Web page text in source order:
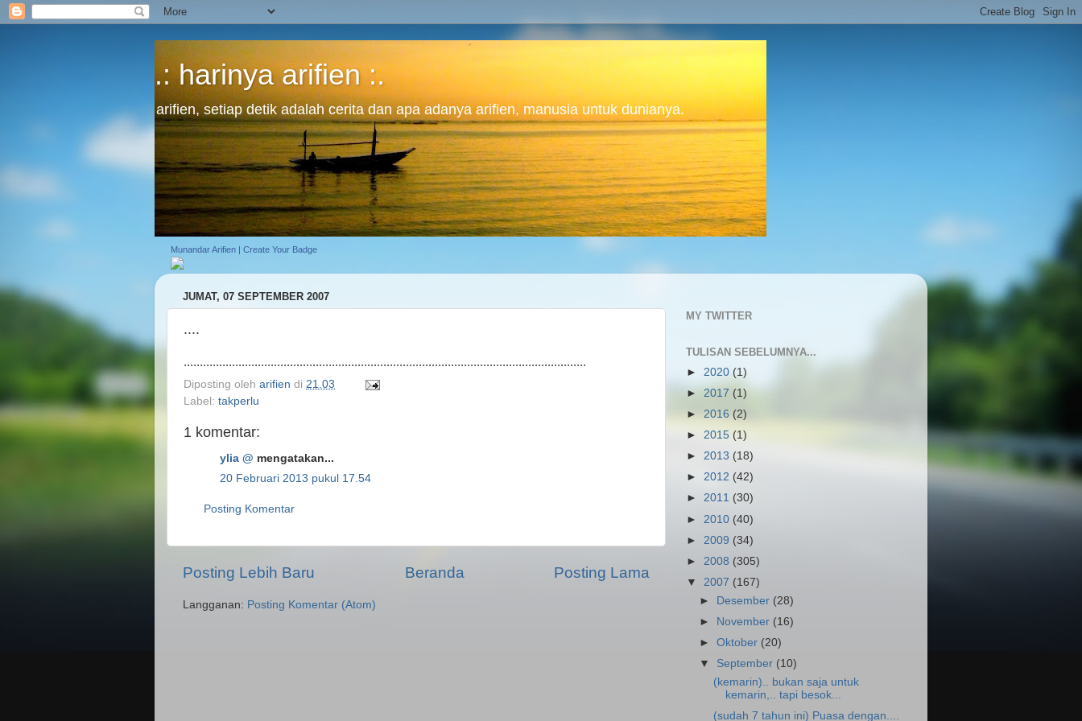
.: harinya arifien :.
arifien, setiap detik adalah cerita dan apa adanya arifien, manusia untuk dunianya.
Munandar Arifien | Create Your Badge
JUMAT, 07 SEPTEMBER 2007
....
.............................................................................................................................
Diposting oleh arifien di 21.03
Label: takperlu
1 komentar:
ylia @ mengatakan...
20 Februari 2013 pukul 17.54
Posting Komentar
Posting Lebih Baru Posting Lama
Beranda
Langganan: Posting Komentar (Atom)
MY TWITTER
TULISAN SEBELUMNYA...
► 2020 (1)
► 2017 (1)
► 2016 (2)
► 2015 (1)
► 2013 (18)
► 2012 (42)
► 2011 (30)
► 2010 (40)
► 2009 (34)
► 2008 (305)
▼ 2007 (167)
► Desember (28)
►
November (16)
►Oktober (20)
▼ September (10)
(kemarin).. bukan saja untuk
kemarin,.. tapi besok...
(sudah 7 tahun ini) Puasa dengan....